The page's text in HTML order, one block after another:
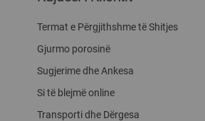
Termat e Përgjithshme të Shitjes
Gjurmo porosinë
Sugjerime dhe Ankesa
Si të blejmë online
Transporti dhe Dërgesa